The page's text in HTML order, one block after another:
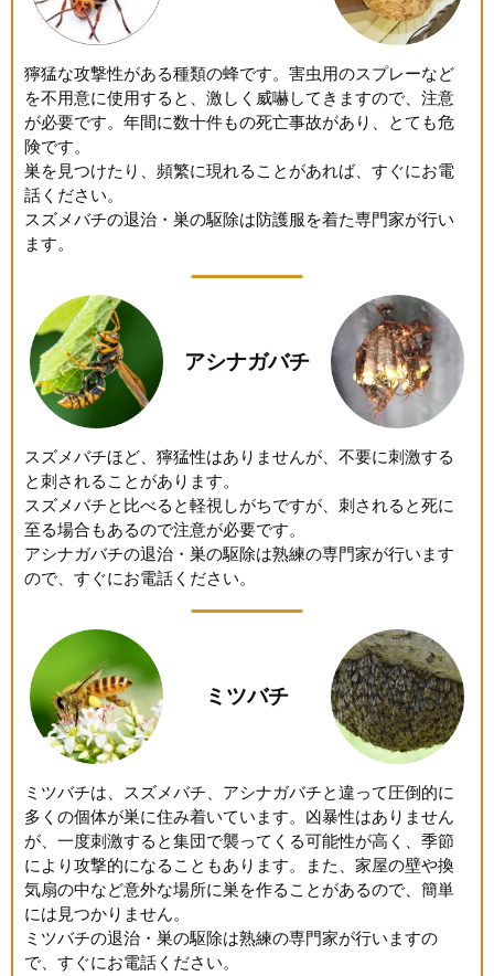
獰猛な攻撃性がある種類の蜂です。害虫用のスプレーなど
を不用意に使用すると、激しく威嚇してきますので、注意
が必要です。年間に数十件もの死亡事故があり、とても危
険です。
巣を見つけたり、頻繁に現れることがあれば、すぐにお電
話ください。
スズメバチの退治・巣の駆除は防護服を着た専門家が行い
ます。
アシナガバチ
スズメバチほど、獰猛性はありませんが、不要に刺激する
と刺されることがあります。
スズメバチと比べると軽視しがちですが、刺されると死に
至る場合もあるので注意が必要です。
アシナガバチの退治・巣の駆除は熟練の専門家が行います
ので、すぐにお電話ください。
ミツバチ
ミツバチは、スズメバチ、アシナガバチと違って圧倒的に
多くの個体が巣に住み着いています。凶暴性はありません
が、一度刺激すると集団で襲ってくる可能性が高く、季節
により攻撃的になることもあります。また、家屋の壁や換
気扇の中など意外な場所に巣を作ることがあるので、簡単
には見つかりません。
ミツバチの退治・巣の駆除は熟練の専門家が行いますの
で、すぐにお電話ください。